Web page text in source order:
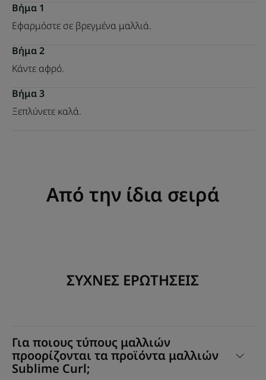
Βήμα 1
Εφαρμόστε σε βρεγμένα μαλλιά.
Βήμα 2
Κάντε αφρό.
Βήμα 3
Ξεπλύνετε καλά.
Από την ίδια σειρά
ΣΥΧΝΕΣ ΕΡΩΤΗΣΕΙΣ
Για ποιους τύπους μαλλιών
προορίζονται τα προϊόντα μαλλιών
Sublime Curl;